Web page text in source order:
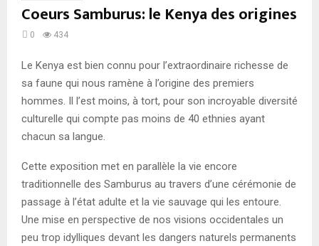
Coeurs Samburus: le Kenya des origines
0 434
Le Kenya est bien connu pour l’extraordinaire richesse de
sa faune qui nous ramène à l’origine des premiers
hommes. Il l’est moins, à tort, pour son incroyable diversité
culturelle qui compte pas moins de 40 ethnies ayant
chacun sa langue.
Cette exposition met en parallèle la vie encore
traditionnelle des Samburus au travers d’une cérémonie de
passage à l’état adulte et la vie sauvage qui les entoure.
Une mise en perspective de nos visions occidentales un
peu trop idylliques devant les dangers naturels permanents